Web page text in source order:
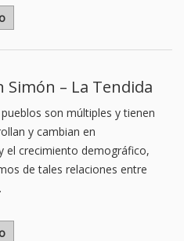
Simón – La Tendida
son múltiples y tienen
y cambian en
el crecimiento demográfico,
de tales relaciones entre